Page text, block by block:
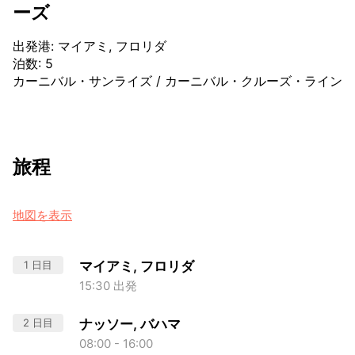
ーズ
出発港: マイアミ, フロリダ
泊数: 5
カーニバル・サンライズ / カーニバル・クルーズ・ライン
旅程
地図を表示
1 日目 マイアミ, フロリダ
15:30 出発
2 日目 ナッソー, バハマ
08:00 - 16:00